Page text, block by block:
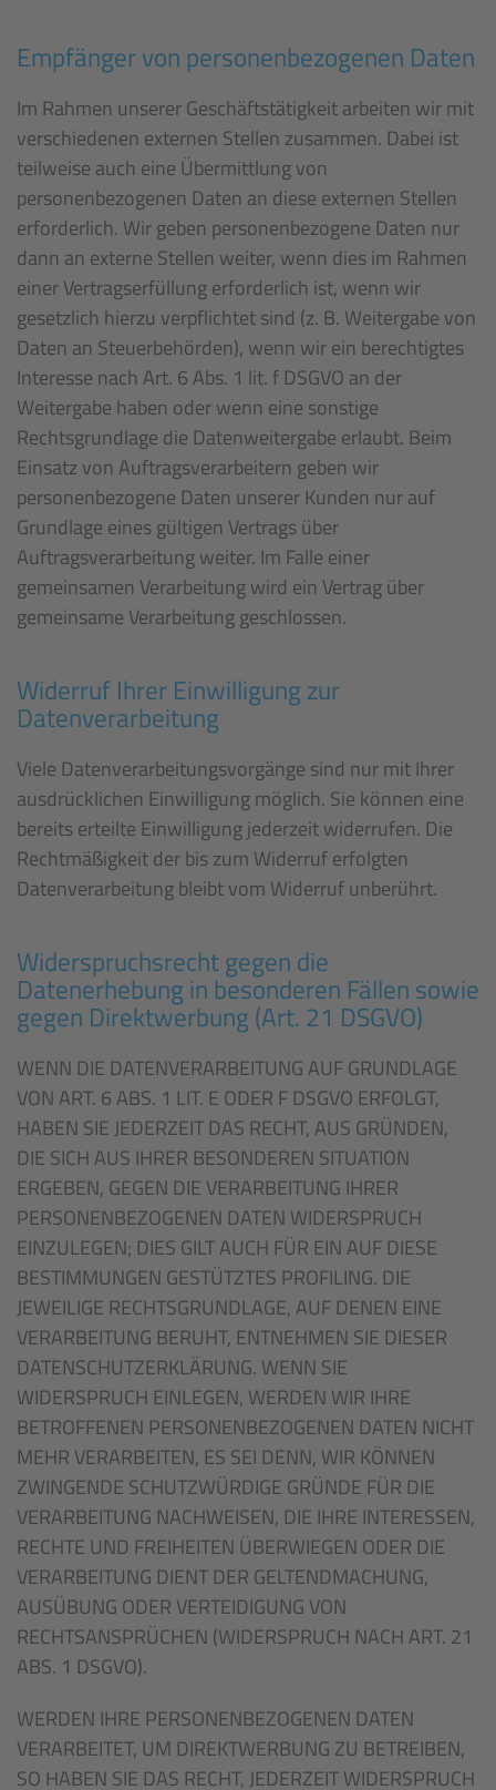
Empfänger von personenbezogenen Daten
Im Rahmen unserer Geschäftstätigkeit arbeiten wir mit
verschiedenen externen Stellen zusammen. Dabei ist
teilweise auch eine Übermittlung von
personenbezogenen Daten an diese externen Stellen
erforderlich. Wir geben personenbezogene Daten nur
dann an externe Stellen weiter, wenn dies im Rahmen
einer Vertragserfüllung erforderlich ist, wenn wir
gesetzlich hierzu verpflichtet sind (z. B. Weitergabe von
Daten an Steuerbehörden), wenn wir ein berechtigtes
Interesse nach Art. 6 Abs. 1 lit. f DSGVO an der
Weitergabe haben oder wenn eine sonstige
Rechtsgrundlage die Datenweitergabe erlaubt. Beim
Einsatz von Auftragsverarbeitern geben wir
personenbezogene Daten unserer Kunden nur auf
Grundlage eines gültigen Vertrags über
Auftragsverarbeitung weiter. Im Falle einer
gemeinsamen Verarbeitung wird ein Vertrag über
gemeinsame Verarbeitung geschlossen.
Widerruf Ihrer Einwilligung zur
Datenverarbeitung
Viele Datenverarbeitungsvorgänge sind nur mit Ihrer
ausdrücklichen Einwilligung möglich. Sie können eine
bereits erteilte Einwilligung jederzeit widerrufen. Die
Rechtmäßigkeit der bis zum Widerruf erfolgten
Datenverarbeitung bleibt vom Widerruf unberührt.
Widerspruchsrecht gegen die
Datenerhebung in besonderen Fällen sowie
gegen Direktwerbung (Art. 21 DSGVO)
WENN DIE DATENVERARBEITUNG AUF GRUNDLAGE
VON ART. 6 ABS. 1 LIT. E ODER F DSGVO ERFOLGT,
HABEN SIE JEDERZEIT DAS RECHT, AUS GRÜNDEN,
DIE SICH AUS IHRER BESONDEREN SITUATION
ERGEBEN, GEGEN DIE VERARBEITUNG IHRER
PERSONENBEZOGENEN DATEN WIDERSPRUCH
EINZULEGEN; DIES GILT AUCH FÜR EIN AUF DIESE
BESTIMMUNGEN GESTÜTZTES PROFILING. DIE
JEWEILIGE RECHTSGRUNDLAGE, AUF DENEN EINE
VERARBEITUNG BERUHT, ENTNEHMEN SIE DIESER
DATENSCHUTZERKLÄRUNG. WENN SIE
WIDERSPRUCH EINLEGEN, WERDEN WIR IHRE
BETROFFENEN PERSONENBEZOGENEN DATEN NICHT
MEHR VERARBEITEN, ES SEI DENN, WIR KÖNNEN
ZWINGENDE SCHUTZWÜRDIGE GRÜNDE FÜR DIE
VERARBEITUNG NACHWEISEN, DIE IHRE INTERESSEN,
RECHTE UND FREIHEITEN ÜBERWIEGEN ODER DIE
VERARBEITUNG DIENT DER GELTENDMACHUNG,
AUSÜBUNG ODER VERTEIDIGUNG VON
RECHTSANSPRÜCHEN (WIDERSPRUCH NACH ART. 21
ABS. 1 DSGVO).
WERDEN IHRE PERSONENBEZOGENEN DATEN
VERARBEITET, UM DIREKTWERBUNG ZU BETREIBEN,
SO HABEN SIE DAS RECHT, JEDERZEIT WIDERSPRUCH